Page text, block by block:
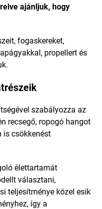
ajánljuk, hogy
fogaskereket,
propellert és
szabályozza az
recsegő, ropogó hangot
is csökkenést
élettartamát
választani,
teljesítménye közel esik
így a